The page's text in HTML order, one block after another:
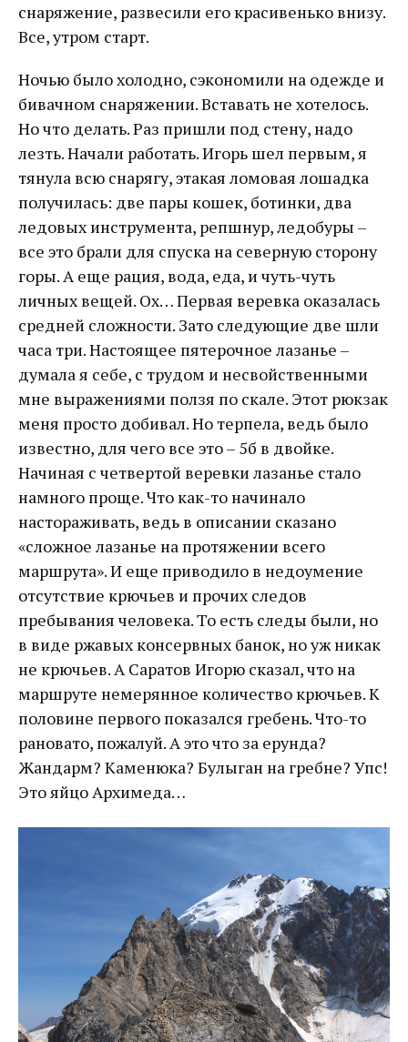
снаряжение, развесили его красивенько внизу.
Все, утром старт.
Ночью было холодно, сэкономили на одежде и
бивачном снаряжении. Вставать не хотелось.
Но что делать. Раз пришли под стену, надо
лезть. Начали работать. Игорь шел первым, я
тянула всю снарягу, этакая ломовая лошадка
получилась: две пары кошек, ботинки, два
ледовых инструмента, репшнур, ледобуры –
все это брали для спуска на северную сторону
горы. А еще рация, вода, еда, и чуть-чуть
личных вещей. Ох… Первая веревка оказалась
средней сложности. Зато следующие две шли
часа три. Настоящее пятерочное лазанье –
думала я себе, с трудом и несвойственными
мне выражениями ползя по скале. Этот рюкзак
меня просто добивал. Но терпела, ведь было
известно, для чего все это – 5б в двойке.
Начиная с четвертой веревки лазанье стало
намного проще. Что как-то начинало
настораживать, ведь в описании сказано
«сложное лазанье на протяжении всего
маршрута». И еще приводило в недоумение
отсутствие крючьев и прочих следов
пребывания человека. То есть следы были, но
в виде ржавых консервных банок, но уж никак
не крючьев. А Саратов Игорю сказал, что на
маршруте немерянное количество крючьев. К
половине первого показался гребень. Что-то
рановато, пожалуй. А это что за ерунда?
Жандарм? Каменюка? Булыган на гребне? Упс!
Это яйцо Архимеда…